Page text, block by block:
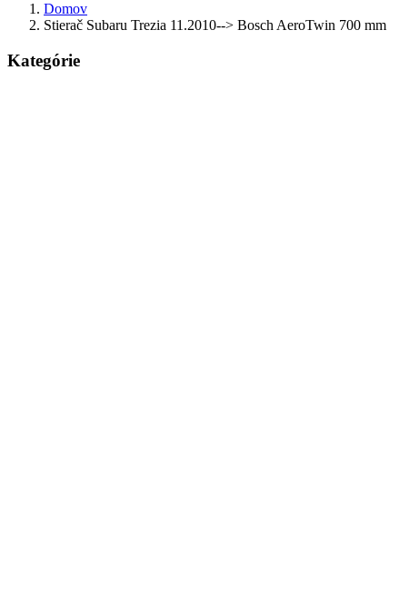
Domov
Stierač Subaru Trezia 11.2010--> Bosch AeroTwin 700 mm
Kategórie